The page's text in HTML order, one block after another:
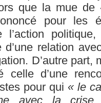
que la mue de
pour les
politique,
d’une relation
D’autre part,
celle d’une
pour qui « le
avec la crise